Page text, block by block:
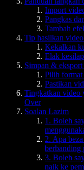
Import
Pangkas
Tambah
Tip hasilkan
Kekalkan
Elak
Simpan &
Pilih
Pastikan
Tingkatkan video
Over
Soalan Lazim
1. Boleh
2. Apa
berbanding
3. Boleh
naik ke